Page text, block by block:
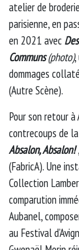
atelier de
parisienne, en
en 2021 avec
Communs(photo),
dommages
(Autre Scène).
Pour son retour à
contrecoups de
Absalon, Absalon!
(FabricA). Une
Collection
comparution
Aubanel,
au Festival